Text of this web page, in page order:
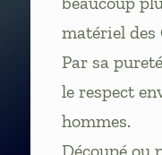
matériel des
Par sa
le respect
hommes.
Découpé ou